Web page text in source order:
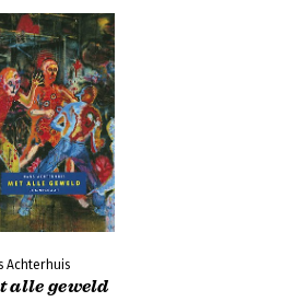
Achterhuis
alle geweld